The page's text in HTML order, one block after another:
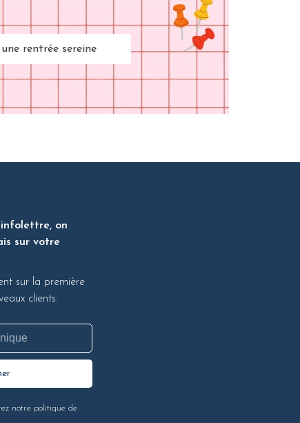
une rentrée sereine
on
sur votre
sur la première
clients.
notre politique de